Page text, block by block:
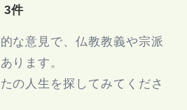
3件
な意見で、仏教教義や宗派
ります。
の人生を探してみてくださ